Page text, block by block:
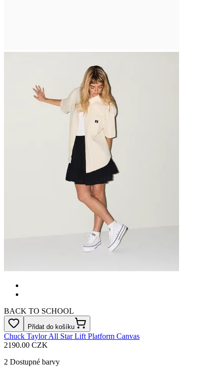
BACK TO SCHOOL
Přidat do košíku
Chuck Taylor All Star Lift Platform Canvas
2190.00 CZK
2 Dostupné barvy